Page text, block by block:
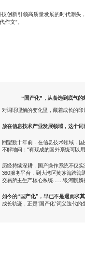
技创新引领高质量发展的时代潮头
作文”。
“国产化”，从备选到底气的
对词语理解的变化里，藏着成长的印
放在信息技术产业发展领域，这个词
回望数十年前，在信息技术领域，
不解地问：“有现成的国外系统可以
历经持续深耕，国产操作系统不仅
360服务平台，到大湾区黄茅海跨海
交易所主生产核心系统……银河麒麟
如今的“国产化”，早已不是退而求
成长轨迹，正是“国产化”词义迭代